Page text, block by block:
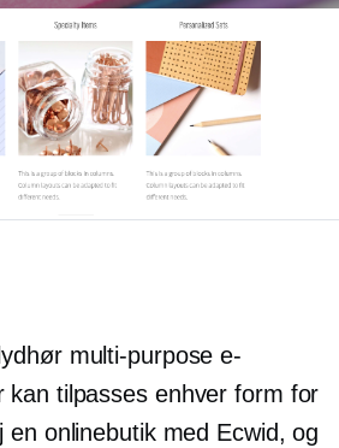
multi-purpose e-
kan tilpasses enhver form for
en onlinebutik med Ecwid, og